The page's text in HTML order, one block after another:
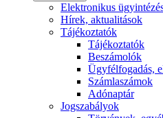
Elektronikus
Hírek, aktualitások
Tájékoztatók
Tájékoztatók
Beszámolók
Ügyfélfogadás,
Számlaszámok
Adónaptár
Jogszabályok